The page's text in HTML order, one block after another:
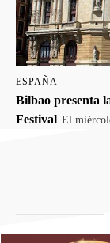
ESPAÑA
Bilbao presenta
Festival El